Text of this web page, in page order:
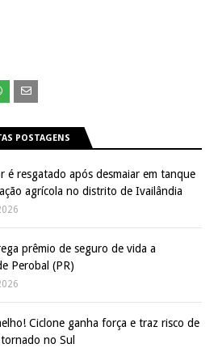
POSTAGENS
é resgatado após desmaiar em tanque
agrícola no distrito de Ivailândia
prêmio de seguro de vida a
Perobal (PR)
Ciclone ganha força e traz risco de
no Sul